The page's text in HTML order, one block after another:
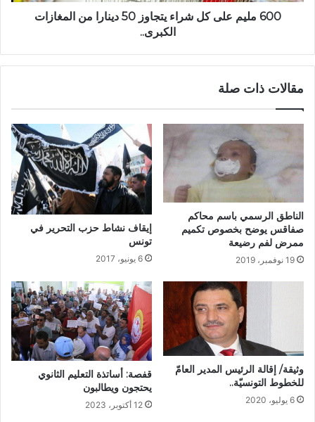
600 مليم على كل شراء يتجاوز 50 دينارا من المغازات
الكبرى..
مقالات ذات صلة
الناطق الرسمي باسم محاكم
صفاقس يوضح بخصوص تكميم
ممرض لفم رضيعة
19 نوفمبر، 2019
إيقاف نشاط حزب التحرير في
تونس
6 يونيو، 2017
وثيقة/ إقالة الرئيس المدير العامّ
للخطوط التونسيّة..
6 يوليو، 2020
قفصة: أساتذة التعليم الثانوي
يحتجون ويطالبون
12 أكتوبر، 2023